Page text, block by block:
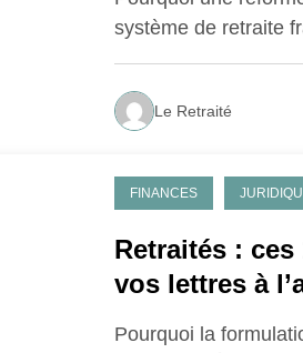
système de retraite
Le Retraité
FINANCES
Retraités :
vos lettres à
Pourquoi la